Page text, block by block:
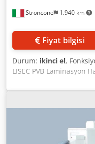
Stroncone 1.940 km
Fiyat bilgisi
Durum: ikinci el,
LISEC PVB Laminasyon
Şunlardan oluşur:
HVM26B6 Yıkama